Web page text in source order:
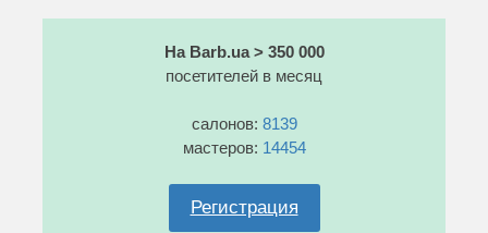
На Barb.ua > 350 000
посетителей в месяц
салонов: 8139
мастеров: 14454
Регистрация